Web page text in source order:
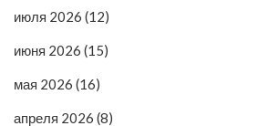
июля 2026 (12)
июня 2026 (15)
мая 2026 (16)
апреля 2026 (8)